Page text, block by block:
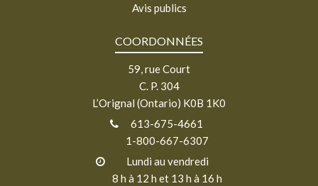
Avis publics
COORDONNÉES
59, rue Court
C. P. 304
L’Orignal (Ontario) K0B 1K0
613-675-4661
1-800-667-6307
Lundi au vendredi
8 h à 12 h et 13 h à 16 h